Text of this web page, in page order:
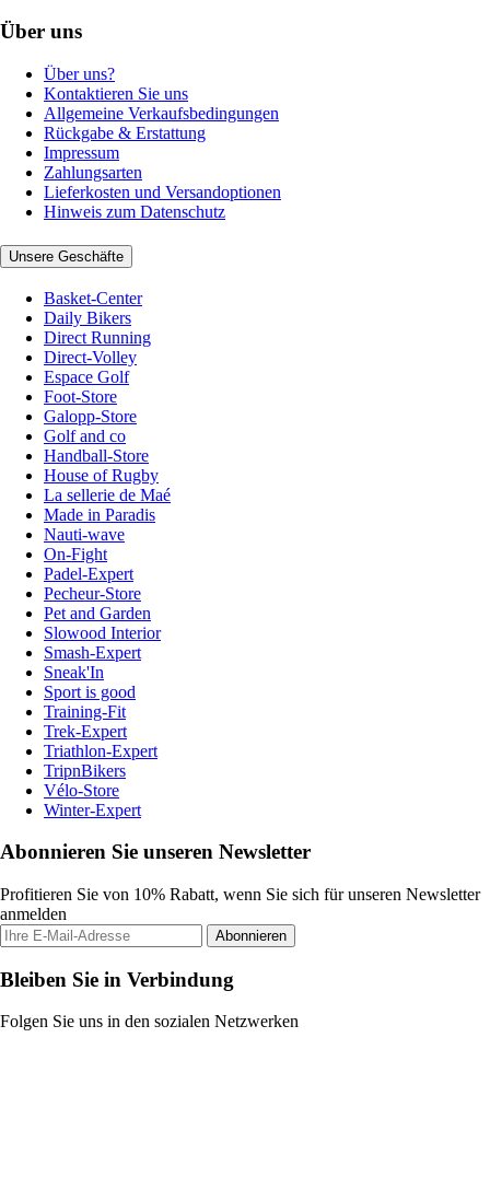
Über uns
Über uns?
Kontaktieren Sie uns
Allgemeine Verkaufsbedingungen
Rückgabe & Erstattung
Impressum
Zahlungsarten
Lieferkosten und Versandoptionen
Hinweis zum Datenschutz
Unsere Geschäfte
Basket-Center
Daily Bikers
Direct Running
Direct-Volley
Espace Golf
Foot-Store
Galopp-Store
Golf and co
Handball-Store
House of Rugby
La sellerie de Maé
Made in Paradis
Nauti-wave
On-Fight
Padel-Expert
Pecheur-Store
Pet and Garden
Slowood Interior
Smash-Expert
Sneak'In
Sport is good
Training-Fit
Trek-Expert
Triathlon-Expert
TripnBikers
Vélo-Store
Winter-Expert
Abonnieren Sie unseren Newsletter
Profitieren Sie von 10% Rabatt, wenn Sie sich für unseren Newsletter
anmelden
Abonnieren
Bleiben Sie in Verbindung
Folgen Sie uns in den sozialen Netzwerken